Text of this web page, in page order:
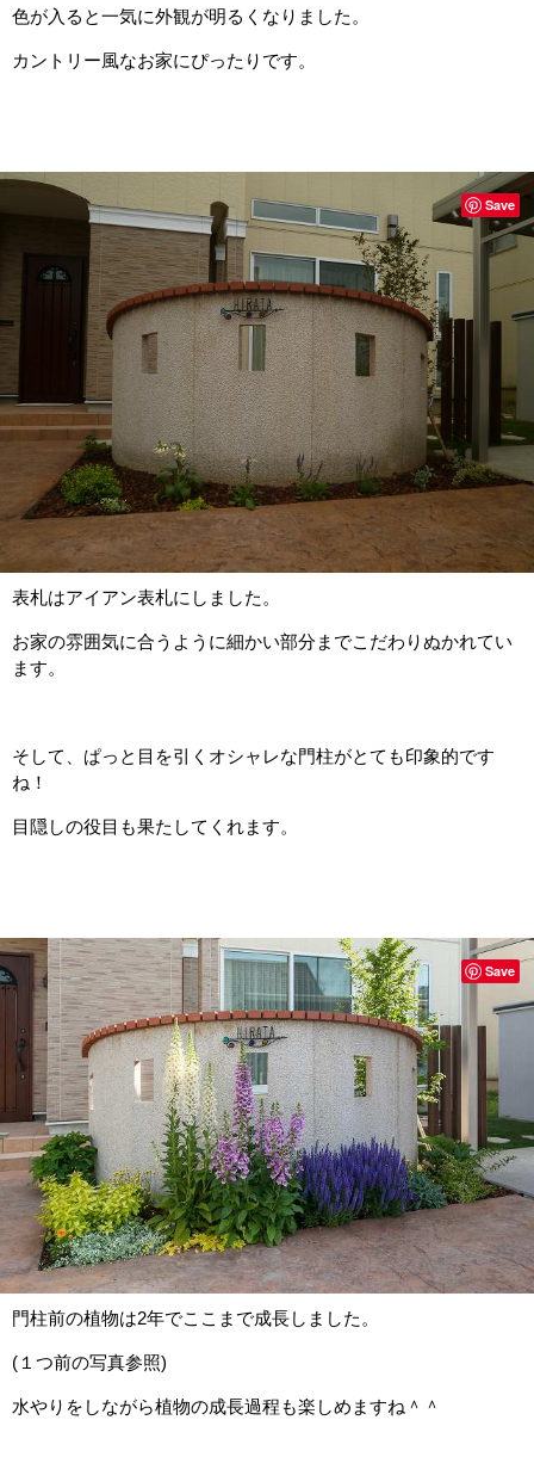
色が入ると一気に外観が明るくなりました。
カントリー風なお家にぴったりです。
表札はアイアン表札にしました。
お家の雰囲気に合うように細かい部分までこだわりぬかれてい
ます。
そして、ぱっと目を引くオシャレな門柱がとても印象的です
ね！
目隠しの役目も果たしてくれます。
Save
門柱前の植物は2年でここまで成長しました。
(１つ前の写真参照)
水やりをしながら植物の成長過程も楽しめますね＾＾
Save